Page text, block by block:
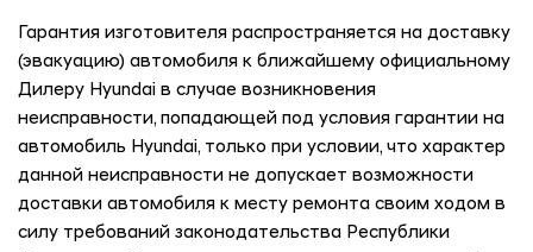
Гарантия изготовителя распространяется на доставку
(эвакуацию) автомобиля к ближайшему официальному
Дилеру Hyundai в случае возникновения
неисправности, попадающей под условия гарантии на
автомобиль Hyundai, только при условии, что характер
данной неисправности не допускает возможности
доставки автомобиля к месту ремонта своим ходом в
силу требований законодательства Республики